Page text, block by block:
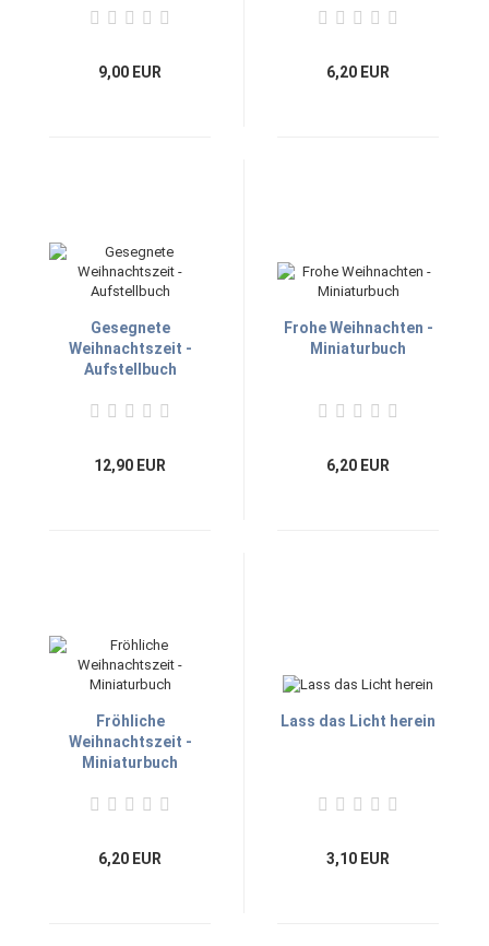
9,00 EUR 6,20 EUR
Gesegnete
Weihnachtszeit -
Aufstellbuch
12,90 EUR
Frohe Weihnachten -
Miniaturbuch
6,20 EUR
Fröhliche
Weihnachtszeit -
Miniaturbuch
6,20 EUR
Lass das Licht herein
3,10 EUR